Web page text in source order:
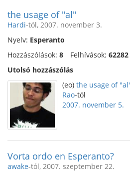
the usage of "al"
Hardi-tól, 2007. november 3.
Nyelv: Esperanto
Hozzászólások: 8 Felhívások: 62282
Utolsó hozzászólás
(eo) the usage of
Rao-tól
2007. november 5.
Vorta ordo en Esperanto?
awake-tól, 2007. szeptember 22.